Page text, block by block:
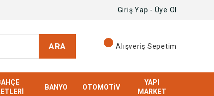
Giriş Yap - Üye Ol
ARA Alışveriş Sepetim
BANYO OTOMOTIV
YAPI
MARKET